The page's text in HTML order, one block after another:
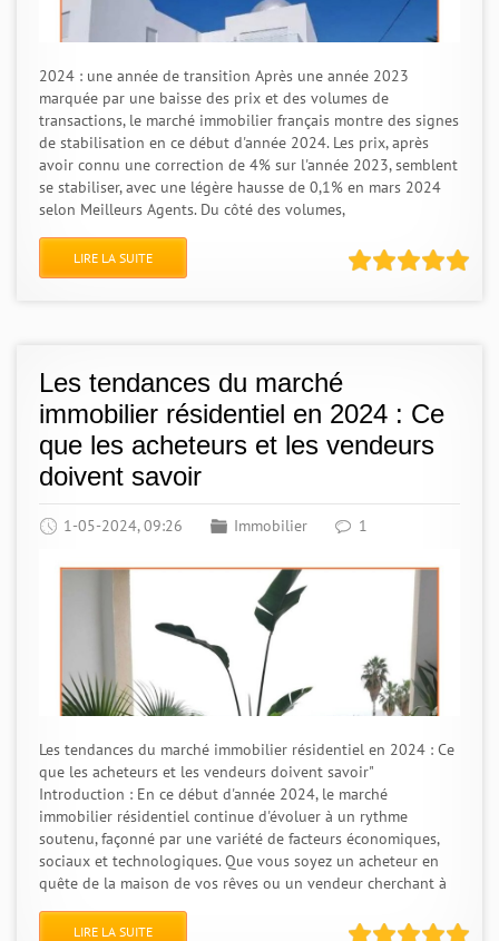
2024 : une année de transition Après une année 2023
marquée par une baisse des prix et des volumes de
transactions, le marché immobilier français montre des signes
de stabilisation en ce début d'année 2024. Les prix, après
avoir connu une correction de 4% sur l'année 2023, semblent
se stabiliser, avec une légère hausse de 0,1% en mars 2024
selon Meilleurs Agents. Du côté des volumes,
LIRE LA SUITE
Les tendances du marché
immobilier résidentiel en 2024 : Ce
que les acheteurs et les vendeurs
doivent savoir
1-05-2024, 09:26 Immobilier 1
Les tendances du marché immobilier résidentiel en 2024 : Ce
que les acheteurs et les vendeurs doivent savoir"
Introduction : En ce début d'année 2024, le marché
immobilier résidentiel continue d'évoluer à un rythme
soutenu, façonné par une variété de facteurs économiques,
sociaux et technologiques. Que vous soyez un acheteur en
quête de la maison de vos rêves ou un vendeur cherchant à
LIRE LA SUITE